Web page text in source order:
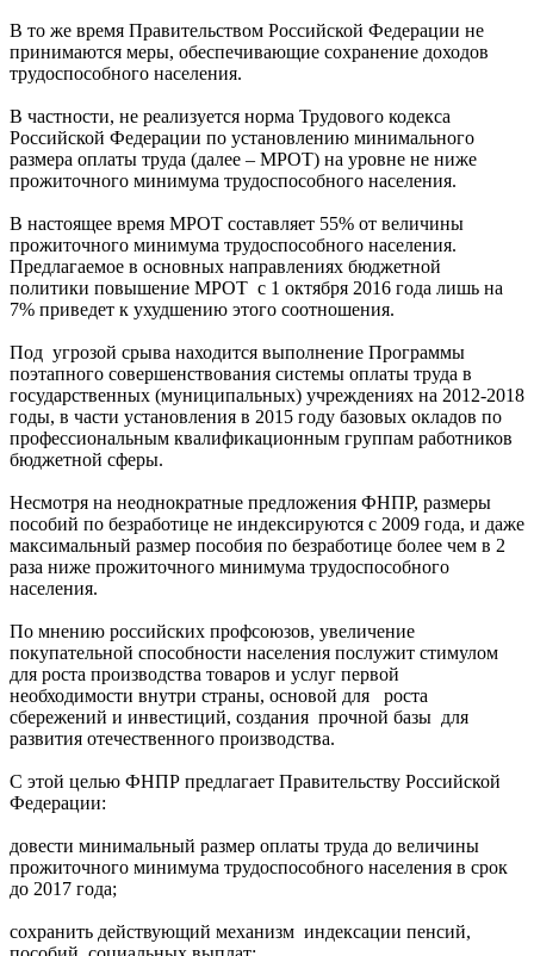
В то же время Правительством Российской Федерации не
принимаются меры, обеспечивающие сохранение доходов
трудоспособного населения.
В частности, не реализуется норма Трудового кодекса
Российской Федерации по установлению минимального
размера оплаты труда (далее – МРОТ) на уровне не ниже
прожиточного минимума трудоспособного населения.
В настоящее время МРОТ составляет 55% от величины
прожиточного минимума трудоспособного населения.
Предлагаемое в основных направлениях бюджетной
политики повышение МРОТ с 1 октября 2016 года лишь на
7% приведет к ухудшению этого соотношения.
Под угрозой срыва находится выполнение Программы
поэтапного совершенствования системы оплаты труда в
государственных (муниципальных) учреждениях на 2012-2018
годы, в части установления в 2015 году базовых окладов по
профессиональным квалификационным группам работников
бюджетной сферы.
Несмотря на неоднократные предложения ФНПР, размеры
пособий по безработице не индексируются с 2009 года, и даже
максимальный размер пособия по безработице более чем в 2
раза ниже прожиточного минимума трудоспособного
населения.
По мнению российских профсоюзов, увеличение
покупательной способности населения послужит стимулом
для роста производства товаров и услуг первой
необходимости внутри страны, основой для роста
сбережений и инвестиций, создания прочной базы для
развития отечественного производства.
С этой целью ФНПР предлагает Правительству Российской
Федерации:
довести минимальный размер оплаты труда до величины
прожиточного минимума трудоспособного населения в срок
до 2017 года;
сохранить действующий механизм индексации пенсий,